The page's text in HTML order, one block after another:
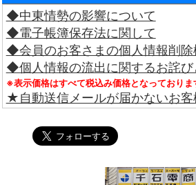
◆中東情勢の影響について
◆電子帳簿保存法に関して
◆会員のお客さまの個人情報削除
◆個人情報の流出に関するお詫び
※表示価格はすべて税込み価格となっておりま
★自動送信メールが届かないお客